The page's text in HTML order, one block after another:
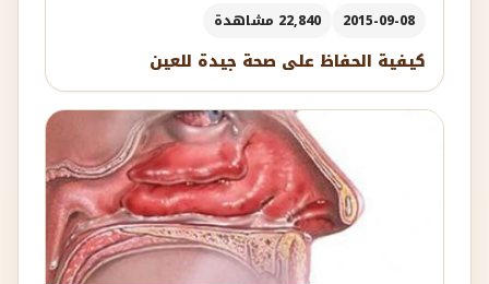
2015-09-08 22,840 مشاهدة
كيفية الحفاظ على صحة جيدة للعين